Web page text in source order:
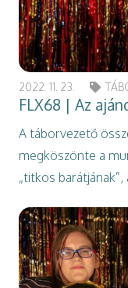
2022. 11. 23.
FLX68 | Az
A táborvezető
megköszönte a
„titkos